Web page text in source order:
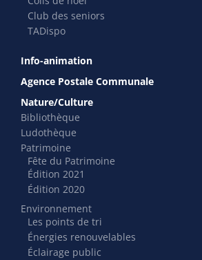
Club des seniors
TADispo
Info-animation
Agence Postale Communale
Nature/Culture
Bibliothèque
Ludothèque
Patrimoine
Fête du Patrimoine
Édition 2021
Édition 2020
Environnement
Les points de tri
Énergies renouvelables
Éclairage public